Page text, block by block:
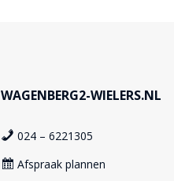
WAGENBERG2-WIELERS.NL
024 – 6221305
Afspraak plannen